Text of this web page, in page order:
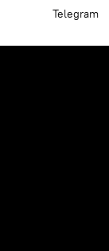
Telegram